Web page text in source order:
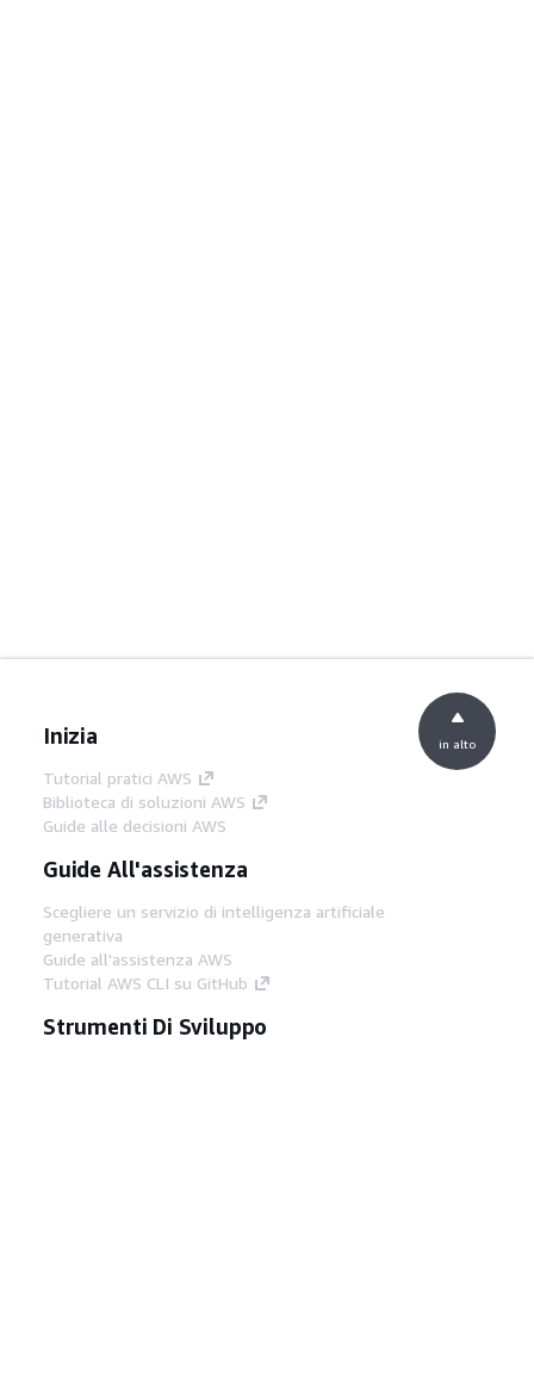
Inizia
Tutorial pratici AWS
Biblioteca di soluzioni AWS
Guide alle decisioni AWS
Guide All'assistenza
Scegliere un servizio di intelligenza artificiale
generativa
Guide all'assistenza AWS
Tutorial AWS CLI su GitHub
Strumenti Di Sviluppo
in alto